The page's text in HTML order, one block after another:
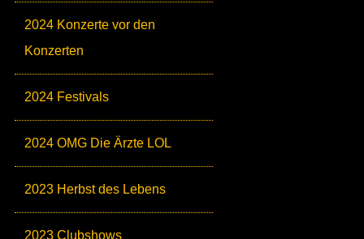
2024 Konzerte vor den
Konzerten
2024 Festivals
2024 OMG Die Ärzte LOL
2023 Herbst des Lebens
2023 Clubshows